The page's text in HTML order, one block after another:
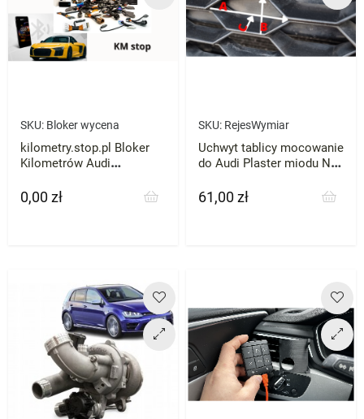
SKU: Bloker wycena
kilometry.stop.pl Bloker
Kilometrów Audi
każde zatrzymaj licznik
przebieg
Cena
0,00 zł
SKU: RejesWymiar
Uchwyt tablicy mocowanie
do Audi Plaster miodu NA
Cena
61,00 zł